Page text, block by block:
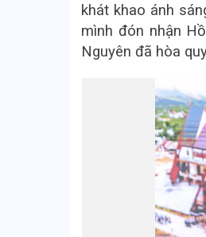
khát khao ánh
mình đón nhận
Nguyên đã hòa